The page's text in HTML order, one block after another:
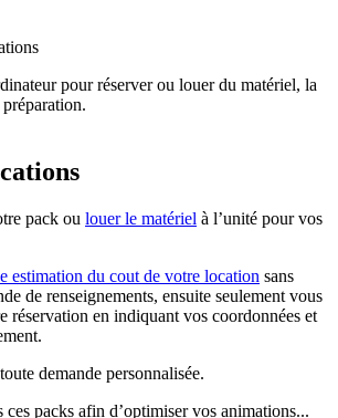
pour réserver ou louer du matériel, la
pack ou louer le matériel à l’unité pour vos
estimation du cout de votre location sans
de renseignements, ensuite seulement vous
réservation en indiquant vos coordonnées et
demande personnalisée.
packs afin d’optimiser vos animations...